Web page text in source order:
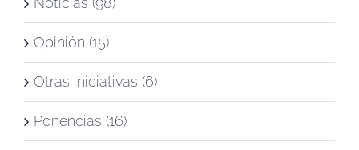
Opinión (15)
Otras iniciativas (6)
Ponencias (16)